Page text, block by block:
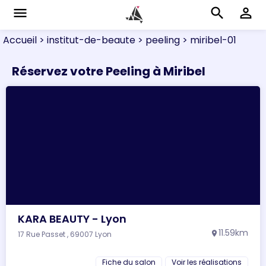
menu search perm_identity
Accueil > institut-de-beaute > peeling > miribel-01
Réservez votre Peeling à Miribel
KARA BEAUTY - Lyon
17 Rue Passet , 69007 Lyon location_on 11.59km
Fiche du salon Voir les réalisations